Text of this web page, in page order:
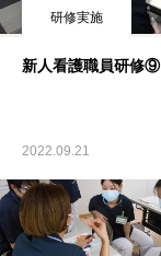
研修実施
新人看護職員研修⑨
2022.09.21